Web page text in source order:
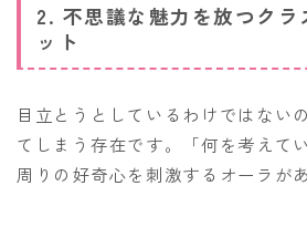
2. 不思議な魅力を放つクラ
ット
目立とうとしているわけではない
てしまう存在です。「何を考えて
周りの好奇心を刺激するオーラが